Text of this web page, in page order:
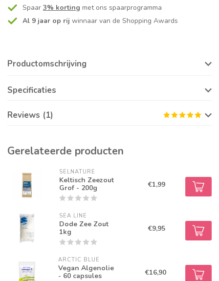
Spaar 3% korting met ons spaarprogramma
Al 9 jaar op rij winnaar van de Shopping Awards
Productomschrijving
Specificaties
Reviews (1)
Gerelateerde producten
SELNATURE
Keltisch Zeezout
Grof - 200g
€1,99
SEA LINE
Dode Zee Zout
1kg
€9,95
ARCTIC BLUE
Vegan Algenolie
- 60 capsules
€16,90